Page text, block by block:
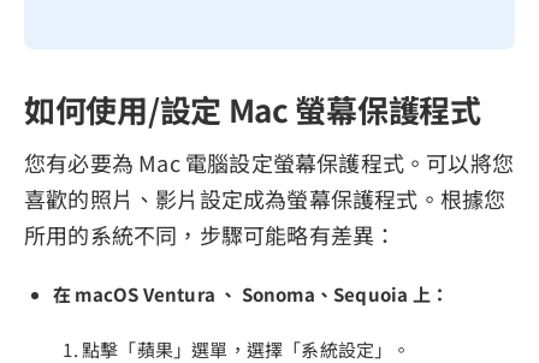
如何使用/設定 Mac 螢幕保護程式
您有必要為 Mac 電腦設定螢幕保護程式。可以將您
喜歡的照片、影片設定成為螢幕保護程式。根據您
所用的系統不同，步驟可能略有差異：
在 macOS Ventura 、 Sonoma、Sequoia 上：
點擊「蘋果」選單，選擇「系統設定」。